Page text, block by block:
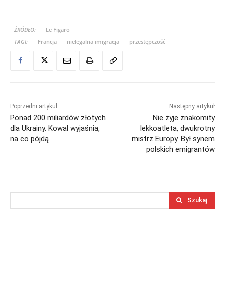
ŹRÓDŁO:
Le Figaro
TAGI:
Francja nielegalna imigracja przestępczość
Poprzedni artykuł
Ponad 200 miliardów złotych
dla Ukrainy. Kowal wyjaśnia,
na co pójdą
Następny artykuł
Nie żyje znakomity
lekkoatleta, dwukrotny
mistrz Europy. Był synem
polskich emigrantów
Szukaj